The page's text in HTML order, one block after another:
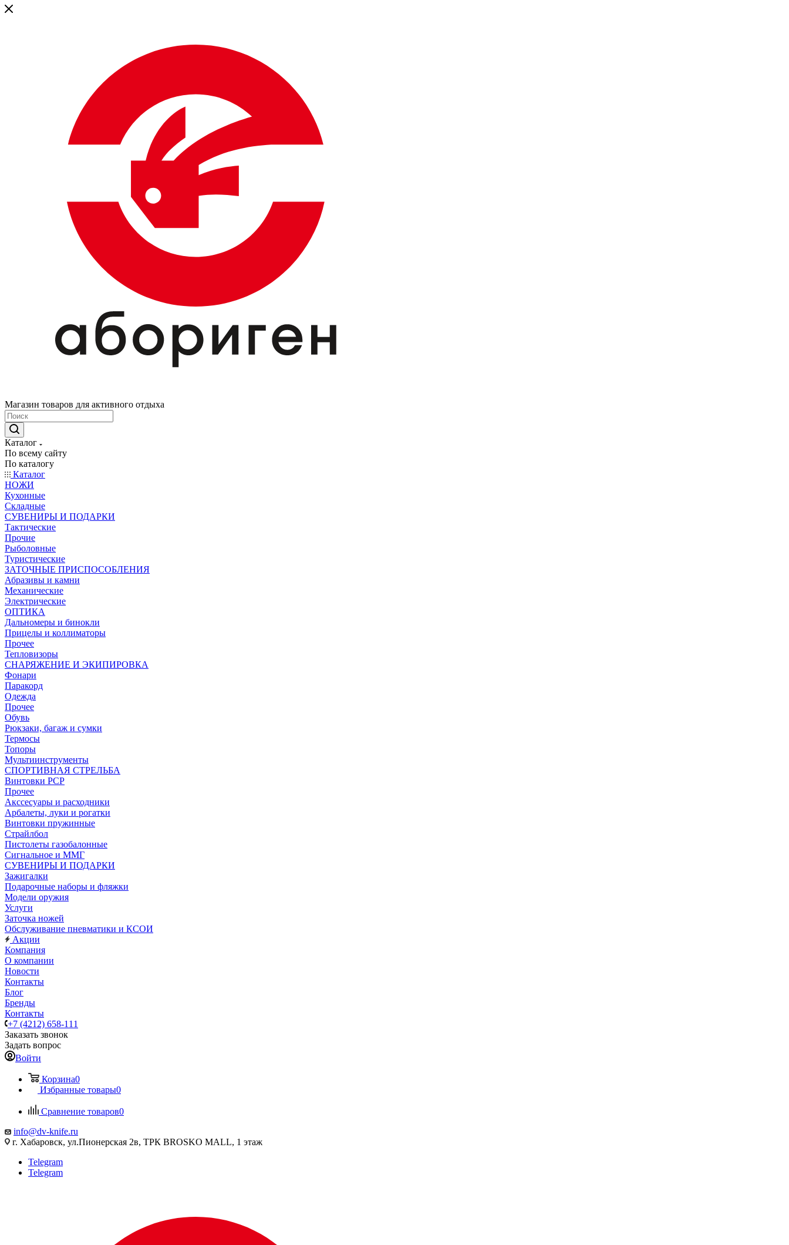
Магазин товаров для активного отдыха
Каталог
По всему сайту
По каталогу
Каталог
НОЖИ
Кухонные
Складные
СУВЕНИРЫ И ПОДАРКИ
Тактические
Прочие
Рыболовные
Туристические
ЗАТОЧНЫЕ ПРИСПОСОБЛЕНИЯ
Абразивы и камни
Механические
Электрические
ОПТИКА
Дальномеры и бинокли
Прицелы и коллиматоры
Прочее
Тепловизоры
СНАРЯЖЕНИЕ И ЭКИПИРОВКА
Фонари
Паракорд
Одежда
Прочее
Обувь
Рюкзаки, багаж и сумки
Термосы
Топоры
Мультиинструменты
СПОРТИВНАЯ СТРЕЛЬБА
Винтовки PCP
Прочее
Акссесуары и расходники
Арбалеты, луки и рогатки
Винтовки пружинные
Страйлбол
Пистолеты газобалонные
Сигнальное и ММГ
СУВЕНИРЫ И ПОДАРКИ
Зажигалки
Подарочные наборы и фляжки
Модели оружия
Услуги
Заточка ножей
Обслуживание пневматики и КСОИ
Акции
Компания
О компании
Новости
Контакты
Блог
Бренды
Контакты
+7 (4212) 658-111
Заказать звонок
Задать вопрос
Войти
Корзина0
Избранные товары0
Сравнение товаров0
info@dv-knife.ru
г. Хабаровск, ул.Пионерская 2в, ТРК BROSKO MALL, 1 этаж
Telegram
Telegram